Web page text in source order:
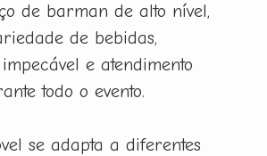
de barman de alto nível,
de bebidas,
e atendimento
todo o evento.
se adapta a diferentes